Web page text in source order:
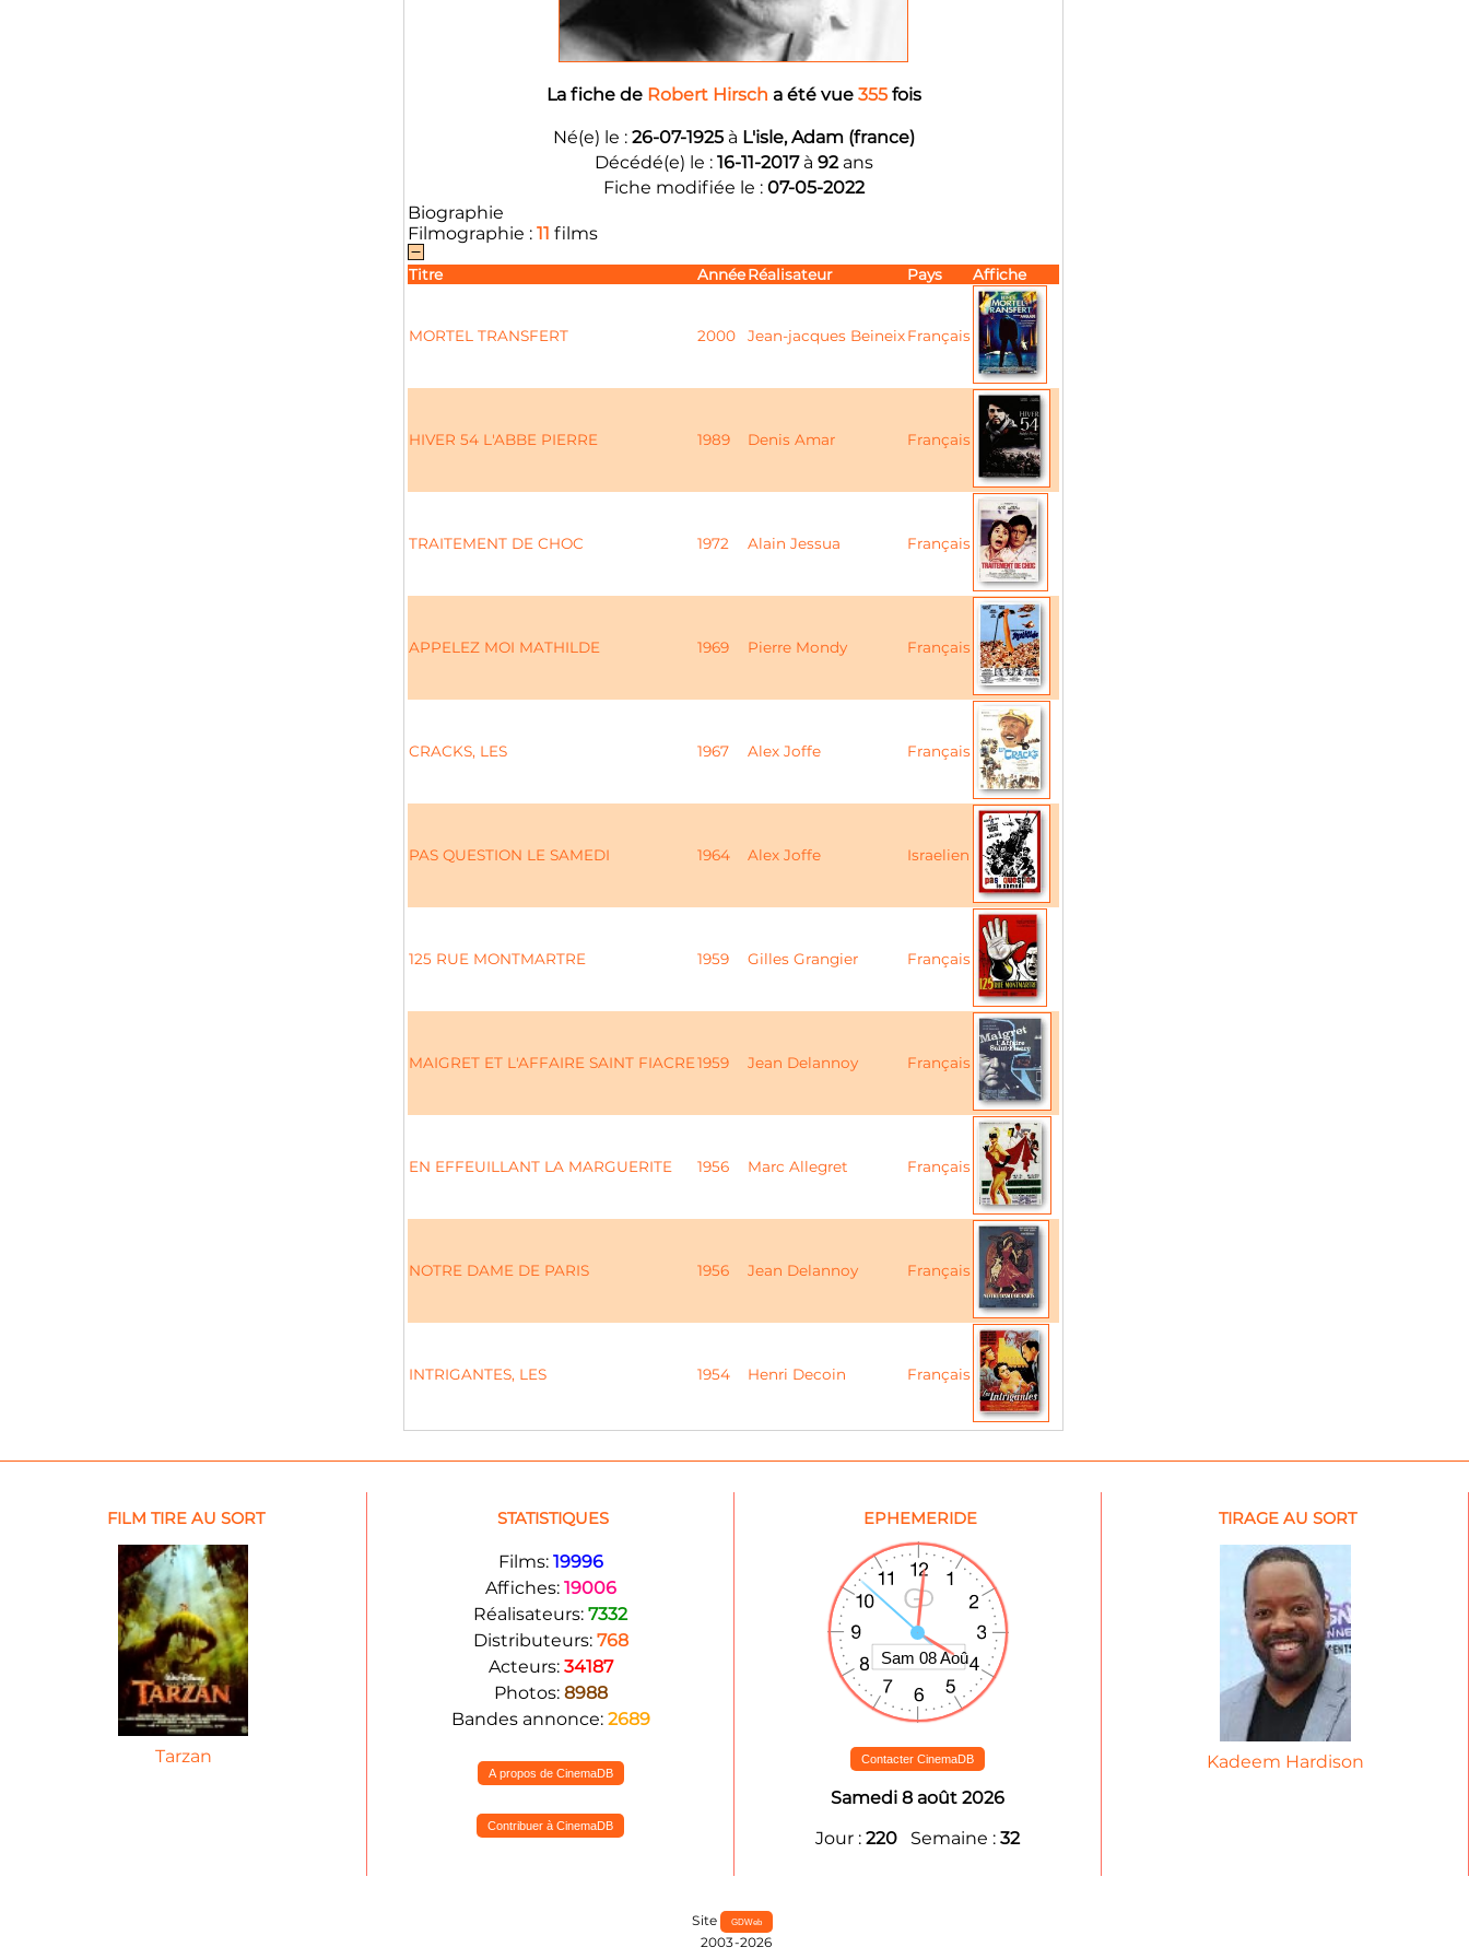
La fiche de Robert Hirsch a été vue 355fois
Né(e) le : 26-07-1925à L'isle, Adam (france)
Décédé(e) le : 16-11-2017à 92ans
Fiche modifiée le : 07-05-2022
Biographie
Filmographie : 11 films
Titre AnnéeRéalisateur Pays Affiche
MORTEL TRANSFERT 2000 Jean-jacques BeineixFrançais
HIVER 54 L'ABBE PIERRE 1989 Denis Amar Français
TRAITEMENT DE CHOC 1972 Alain Jessua Français
APPELEZ MOI MATHILDE 1969 Pierre Mondy Français
CRACKS, LES 1967 Alex Joffe Français
PAS QUESTION LE SAMEDI 1964 Alex Joffe Israelien
125 RUE MONTMARTRE 1959 Gilles Grangier Français
MAIGRET ET L'AFFAIRE SAINT FIACRE1959 Jean Delannoy Français
EN EFFEUILLANT LA MARGUERITE 1956 Marc Allegret Français
NOTRE DAME DE PARIS 1956 Jean Delannoy Français
INTRIGANTES, LES 1954 Henri Decoin Français
FILM TIRE AU SORT
Tarzan
STATISTIQUES
Films: 19996
Affiches: 19006
Réalisateurs: 7332
Distributeurs: 768
Acteurs: 34187
Photos: 8988
Bandes annonce: 2689
A propos de CinemaDB
Contribuer à CinemaDB
EPHEMERIDE
Contacter CinemaDB
Samedi 8 août 2026
Jour : 220 Semaine : 32
TIRAGE AU SORT
Kadeem Hardison
Site GDWeb
2003-2026